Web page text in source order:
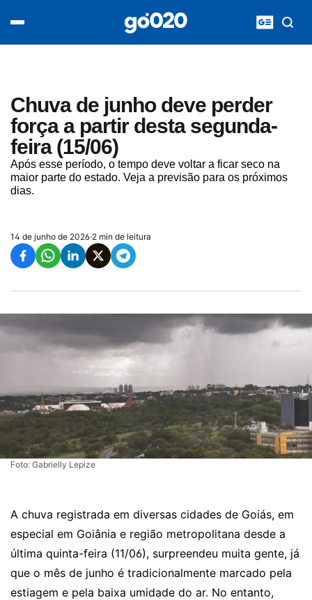
Chuva de junho deve perder
força a partir desta segunda-
feira (15/06)
Após esse período, o tempo deve voltar a ficar seco na
maior parte do estado. Veja a previsão para os próximos
dias.
14 de junho de 2026·2 min de leitura
Foto: Gabrielly Lepize
A chuva registrada em diversas cidades de Goiás, em
especial em Goiânia e região metropolitana desde a
última quinta-feira (11/06), surpreendeu muita gente, já
que o mês de junho é tradicionalmente marcado pela
estiagem e pela baixa umidade do ar. No entanto,
acontece agora
entretenimento
vídeos
pod020